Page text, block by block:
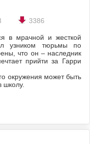
3386
в мрачной и жесткой
узником тюрьмы по
что он – наследник
прийти за Гарри
окружения может быть
школу.